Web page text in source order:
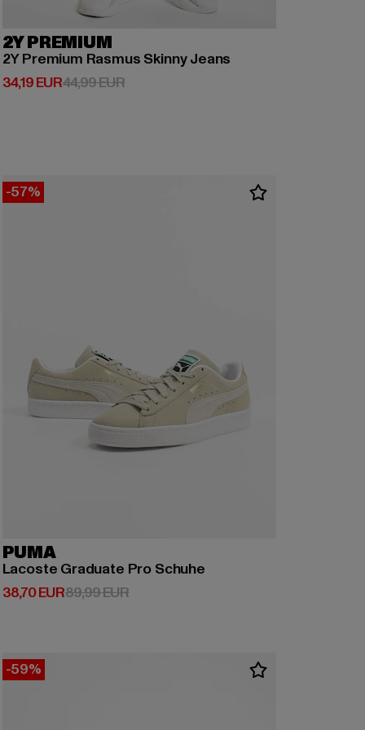
2Y PREMIUM
2Y Premium Rasmus Skinny Jeans
34,19 EUR
Derzeitiger Preis: 34,19 EUR
44,99 EURAktionspreis: 44,99 EUR
-57%
PUMA
Lacoste Graduate Pro Schuhe
38,70 EUR
Derzeitiger Preis: 38,70 EUR
89,99 EURAktionspreis: 89,99 EUR
-59%